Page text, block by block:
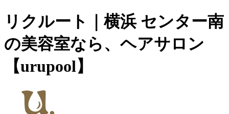
リクルート｜横浜 センター南
の美容室なら、ヘアサロン
【urupool】